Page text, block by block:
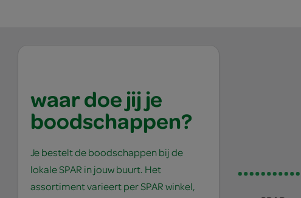
waar doe jij je
boodschappen?
Je bestelt de boodschappen bij de
lokale SPAR in jouw buurt. Het
assortiment varieert per SPAR winkel,